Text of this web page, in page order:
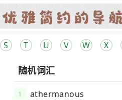
S T U V W X
随机词汇
1 athermanous